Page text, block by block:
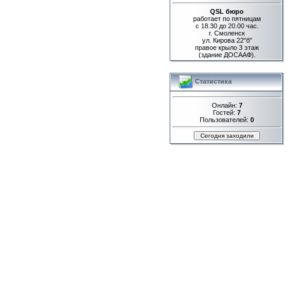
QSL бюро
работает по пятницам
с 18.30 до 20.00 час.
г. Смоленск
ул. Кирова 22"б"
правое крыло 3 этаж
(здание ДОСААФ).
Статистика
Онлайн: 7
Гостей: 7
Пользователей: 0